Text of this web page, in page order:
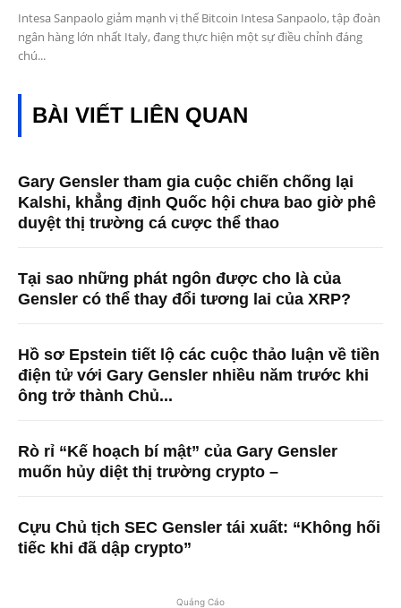
Intesa Sanpaolo giảm mạnh vị thế Bitcoin Intesa Sanpaolo, tập đoàn
ngân hàng lớn nhất Italy, đang thực hiện một sự điều chỉnh đáng
chú...
BÀI VIẾT LIÊN QUAN
Gary Gensler tham gia cuộc chiến chống lại
Kalshi, khẳng định Quốc hội chưa bao giờ phê
duyệt thị trường cá cược thể thao
Tại sao những phát ngôn được cho là của
Gensler có thể thay đổi tương lai của XRP?
Hồ sơ Epstein tiết lộ các cuộc thảo luận về tiền
điện tử với Gary Gensler nhiều năm trước khi
ông trở thành Chủ...
Rò rỉ “Kế hoạch bí mật” của Gary Gensler
muốn hủy diệt thị trường crypto –
Cựu Chủ tịch SEC Gensler tái xuất: “Không hối
tiếc khi đã dập crypto”
Quảng Cáo